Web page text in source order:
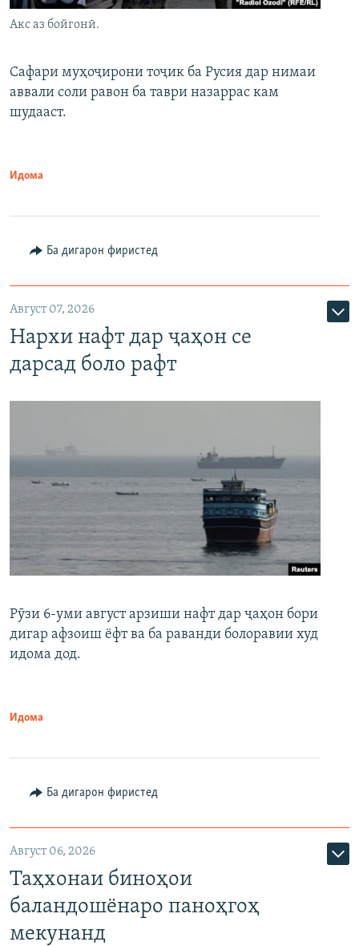
Акс аз бойгонӣ.
Сафари муҳоҷирони тоҷик ба Русия дар нимаи
аввали соли равон ба таври назаррас кам
шудааст.
Идома
Ба дигарон фиристед
Август 07, 2026
Нархи нафт дар ҷаҳон се
дарсад боло рафт
Рӯзи 6-уми август арзиши нафт дар ҷаҳон бори
дигар афзоиш ёфт ва ба раванди болоравии худ
идома дод.
Идома
Ба дигарон фиристед
Август 06, 2026
Таҳхонаи биноҳои
баландошёнаро паноҳгоҳ
мекунанд